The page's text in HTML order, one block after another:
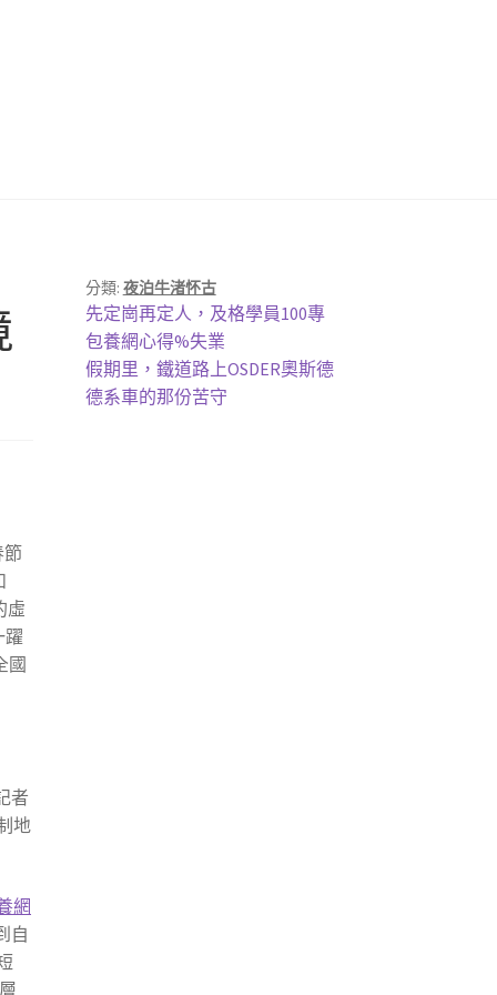
節
虛
躍
國
者
地
網
自
分類: 夜泊牛渚怀古
上
一
篇
文
先定崗再定人，及格學員100專
包養網心得%失業
下
一
假期里，鐵道路上OSDER奧斯德
德系車的那份苦守